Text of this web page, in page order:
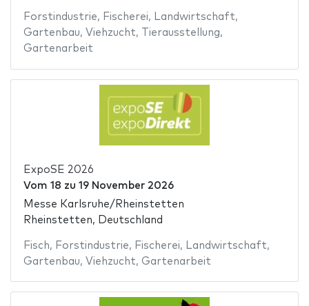
Forstindustrie, Fischerei, Landwirtschaft,
Gartenbau, Viehzucht, Tierausstellung,
Gartenarbeit
ExpoSE 2026
Vom 18 zu 19 November 2026
Messe Karlsruhe/Rheinstetten
Rheinstetten, Deutschland
Fisch, Forstindustrie, Fischerei, Landwirtschaft,
Gartenbau, Viehzucht, Gartenarbeit